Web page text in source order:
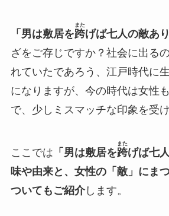
「男は敷居を跨
また
げば七人の敵あり
ざをご存じですか？社会に出る
れていたであろう、江戸時代に
になりますが、今の時代は女性
で、少しミスマッチな印象を受け
ここでは 「男は敷居を跨
また
げば七
味や由来と、女性の「敵」にま
ついてもご紹介します。